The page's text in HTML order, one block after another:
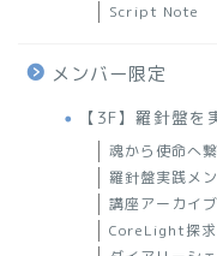
Script Note
メンバー限定
【3F】羅針盤を
魂から使命へ
羅針盤実践メ
講座アーカイブ
CoreLight探求